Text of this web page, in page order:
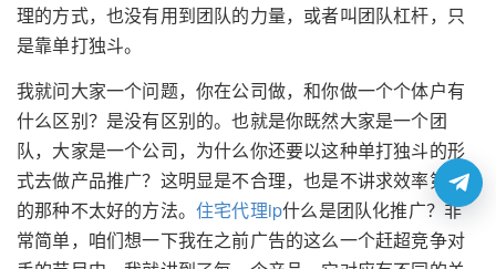
理的方式，也没有用到团队的力量，或者叫团队杠杆，只
是靠单打独斗。
我就问大家一个问题，你在公司做，和你做一个个体户有
什么区别？是没有区别的。也就是你既然大家是一个团
队，大家是一个公司，为什么你还要以这种单打独斗的形
式去做产品推广？这明显是不合理，也是不讲求效率第一
的那种不太好的方法。 住宅代理ip什么是团队化推广？非
常简单，咱们想一下我在之前广告的这么一个赶超竞争对